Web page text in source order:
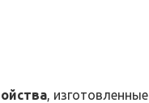
, изготовленные